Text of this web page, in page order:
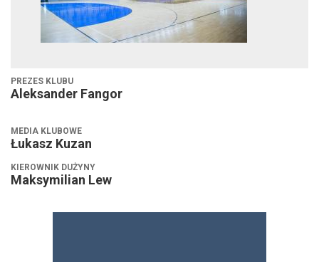
PREZES KLUBU
Aleksander Fangor
MEDIA KLUBOWE
Łukasz Kuzan
KIEROWNIK DUŻYNY
Maksymilian Lew